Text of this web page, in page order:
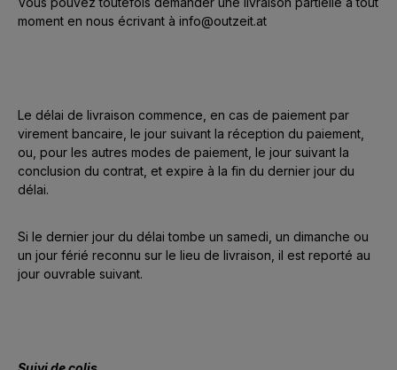
moment en nous écrivant à info@outzeit.at
Le délai de livraison commence, en cas de paiement par
virement bancaire, le jour suivant la réception du paiement,
ou, pour les autres modes de paiement, le jour suivant la
conclusion du contrat, et expire à la fin du dernier jour du
délai.
Si le dernier jour du délai tombe un samedi, un dimanche ou
un jour férié reconnu sur le lieu de livraison, il est reporté au
jour ouvrable suivant.